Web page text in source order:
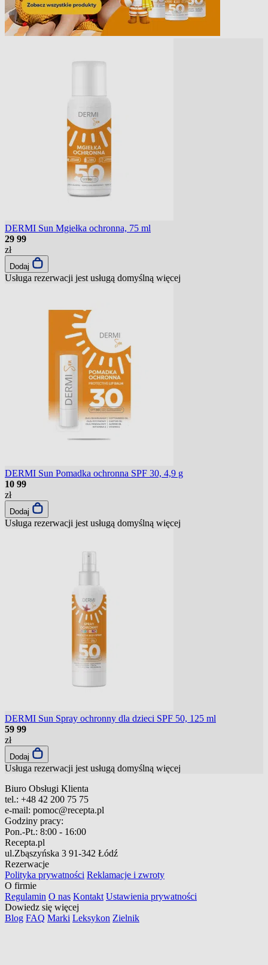
DERMI Sun Mgiełka ochronna, 75 ml
29 99
zł
Dodaj
Usługa rezerwacji jest usługą domyślną więcej
DERMI Sun Pomadka ochronna SPF 30, 4,9 g
10 99
zł
Dodaj
Usługa rezerwacji jest usługą domyślną więcej
DERMI Sun Spray ochronny dla dzieci SPF 50, 125 ml
59 99
zł
Dodaj
Usługa rezerwacji jest usługą domyślną więcej
Biuro Obsługi Klienta
tel.: +48 42 200 75 75
e-mail: pomoc@recepta.pl
Godziny pracy:
Pon.-Pt.: 8:00 - 16:00
Recepta.pl
ul.Zbąszyńska 3 91-342 Łódź
Rezerwacje
Polityka prywatności Reklamacje i zwroty
O firmie
Regulamin O nas Kontakt Ustawienia prywatności
Dowiedz się więcej
Blog FAQ Marki Leksykon Zielnik